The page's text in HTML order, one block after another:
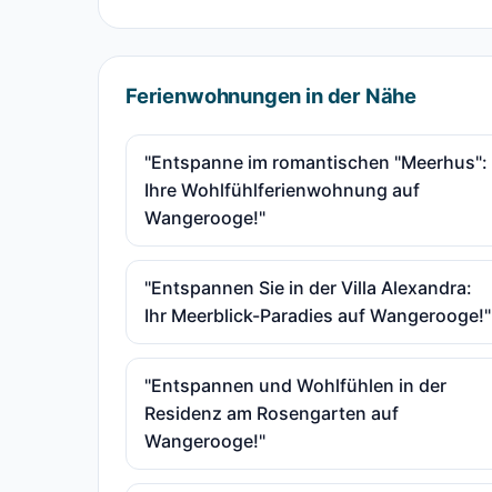
Ferienwohnungen in der Nähe
"Entspanne im romantischen "Meerhus":
Ihre Wohlfühlferienwohnung auf
Wangerooge!"
"Entspannen Sie in der Villa Alexandra:
Ihr Meerblick-Paradies auf Wangerooge!"
"Entspannen und Wohlfühlen in der
Residenz am Rosengarten auf
Wangerooge!"